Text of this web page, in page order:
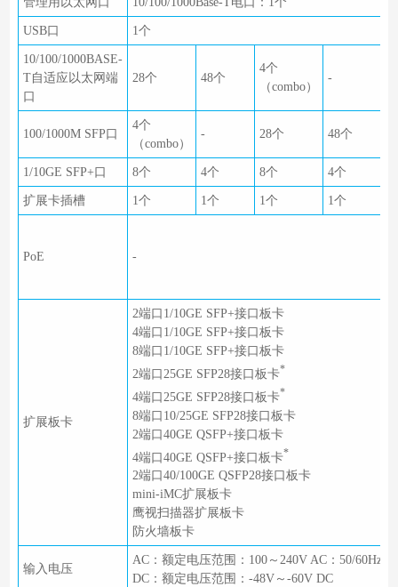
USB口 1个
10/100/1000BASE-
T自适应以太网端
口
28个 48个
4个
（combo）
-
100/1000M SFP口
4个
（combo）
- 28个 48个
1/10GE SFP+口 8个 4个 8个 4个
扩展卡插槽 1个 1个 1个 1个
PoE -
扩展板卡
2端口1/10GE SFP+接口板卡
4端口1/10GE SFP+接口板卡
8端口1/10GE SFP+接口板卡
2端口25GE SFP28接口板卡*
4端口25GE SFP28接口板卡*
8端口10/25GE SFP28接口板卡
2端口40GE QSFP+接口板卡
4端口40GE QSFP+接口板卡*
2端口40/100GE QSFP28接口板卡
mini-iMC扩展板卡
鹰视扫描器扩展板卡
防火墙板卡
输入电压
AC：额定电压范围：100～240V AC：50/60Hz
DC：额定电压范围：-48V～-60V DC